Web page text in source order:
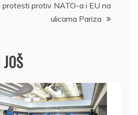
protesti protiv NATO-a i EU na
ulicama Pariza